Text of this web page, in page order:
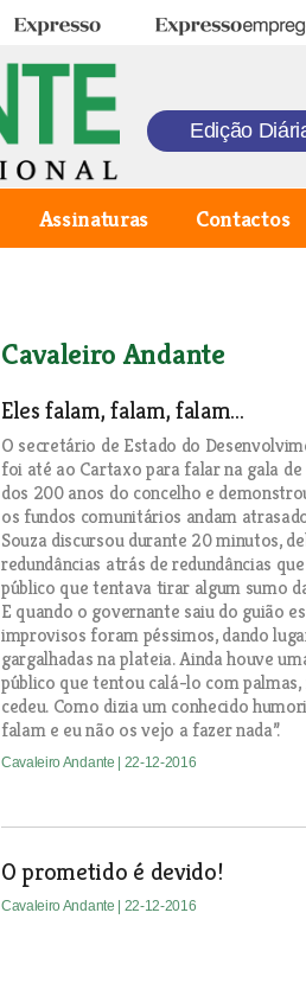
Expresso Expresso Emprego
Edição
Assinaturas Contactos
Cavaleiro Andante
Eles falam, falam, falam...
O secretário de Estado do
foi até ao Cartaxo para falar na gala
dos 200 anos do concelho e
os fundos comunitários andam
Souza discursou durante 20 minutos,
redundâncias atrás de redundâncias
público que tentava tirar algum sumo
E quando o governante saiu do guião
improvisos foram péssimos, dando
gargalhadas na plateia. Ainda houve
público que tentou calá-lo com palmas,
cedeu. Como dizia um conhecido
falam e eu não os vejo a fazer nada”.
Cavaleiro Andante | 22-12-2016
O prometido é devido!
Cavaleiro Andante | 22-12-2016